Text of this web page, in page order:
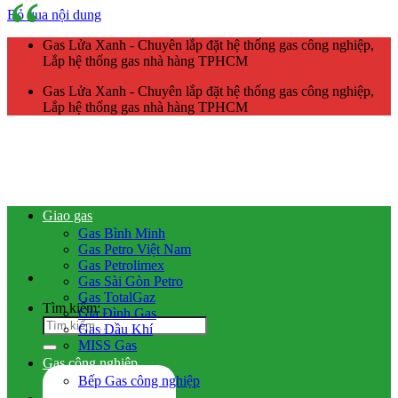
Bỏ qua nội dung
Gas Lửa Xanh - Chuyên lắp đặt hệ thống gas công nghiệp,
Lắp hệ thống gas nhà hàng TPHCM
Gas Lửa Xanh - Chuyên lắp đặt hệ thống gas công nghiệp,
Lắp hệ thống gas nhà hàng TPHCM
Tìm kiếm:
Giao gas
Gas Bình Minh
Gas Petro Việt Nam
Gas Petrolimex
Gas Sài Gòn Petro
Gas TotalGaz
Gia Đình Gas
Gas Dầu Khí
MISS Gas
Gas công nghiệp
Bếp Gas công nghiệp